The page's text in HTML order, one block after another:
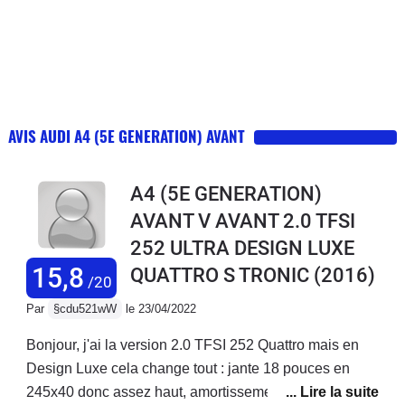
AVIS AUDI A4 (5E GENERATION) AVANT
15,8 /20
A4 (5E GENERATION)
AVANT V AVANT 2.0 TFSI
252 ULTRA DESIGN LUXE
QUATTRO S TRONIC (2016)
Par §cdu521wW le 23/04/2022
Bonjour, j'ai la version 2.0 TFSI 252 Quattro mais en
Design Luxe cela change tout : jante 18 pouces en
245x40 donc assez haut, amortissement confort, siege